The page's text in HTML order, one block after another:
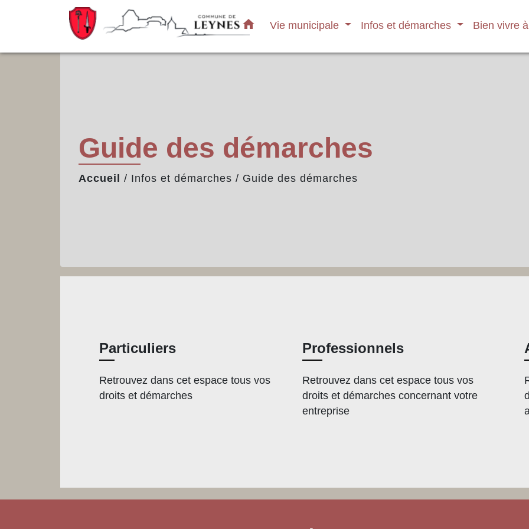
home Vie municipale Infos et démarches Bien vivre
Guide des démarches
Accueil / Infos et démarches / Guide des démarches
Particuliers
Retrouvez dans cet espace tous vos
droits et démarches
Professionnels
Retrouvez dans cet espace tous vos
droits et démarches concernant votre
entreprise